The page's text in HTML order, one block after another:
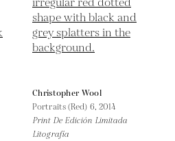
Christopher Wool
Portraits (Red) 6, 2014
Print De Edición Limitada
Litografía